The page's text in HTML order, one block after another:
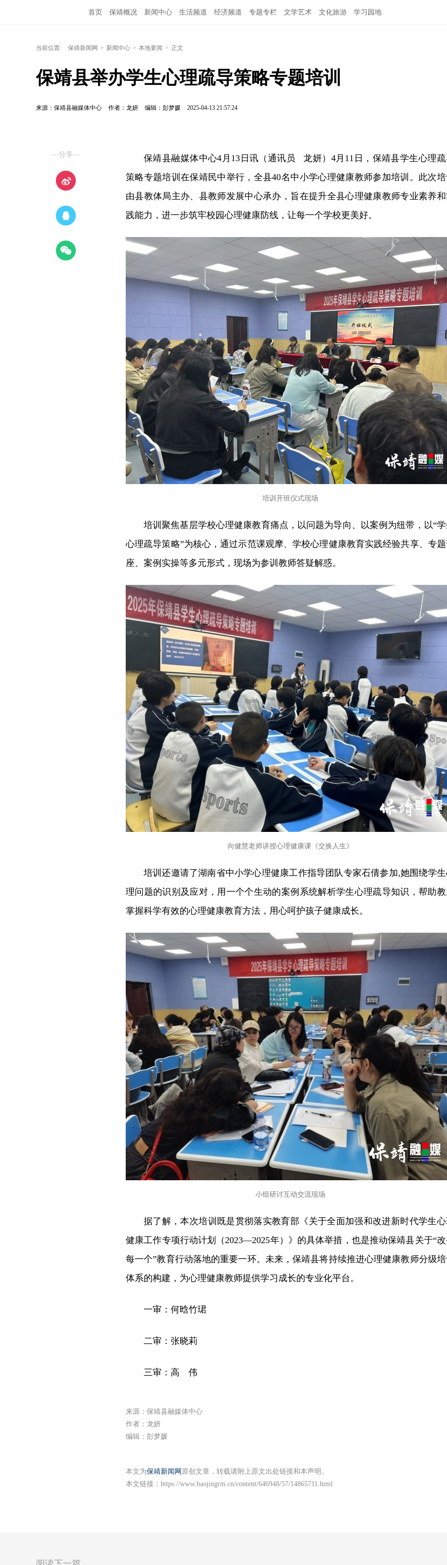
首页 保靖概况 新闻中心 生活频道 经济频道 专题专栏 文学艺术 文化旅游 学习园地
当前位置: 保靖新闻网 > 新闻中心 > 本地要闻 > 正文
保靖县举办学生心理疏导策略专题培训
来源：保靖县融媒体中心 作者：龙妍 编辑：彭梦媛 2025-04-13 21:57:24
—分享—
保靖县融媒体中心4月13日讯（通讯员 龙妍）4月11日，保靖县学生心理
策略专题培训在保靖民中举行，全县40名中小学心理健康教师参加培训。此次
由县教体局主办、县教师发展中心承办，旨在提升全县心理健康教师专业素养
践能力，进一步筑牢校园心理健康防线，让每一个学校更美好。
培训开班仪式现场
培训聚焦基层学校心理健康教育痛点，以问题为导向、以案例为纽带，以“
心理疏导策略”为核心，通过示范课观摩、学校心理健康教育实践经验共享、专
座、案例实操等多元形式，现场为参训教师答疑解惑。
向健慧老师讲授心理健康课《交换人生》
培训还邀请了湖南省中小学心理健康工作指导团队专家石倩参加,她围绕学
理问题的识别及应对，用一个个生动的案例系统解析学生心理疏导知识，帮助
掌握科学有效的心理健康教育方法，用心呵护孩子健康成长。
小组研讨互动交流现场
据了解，本次培训既是贯彻落实教育部《关于全面加强和改进新时代学生
健康工作专项行动计划（2023—2025年）》的具体举措，也是推动保靖县关于“
每一个”教育行动落地的重要一环。未来，保靖县将持续推进心理健康教师分级
体系的构建，为心理健康教师提供学习成长的专业化平台。
一审：何晗竹珺
二审：张晓莉
三审：高 伟
来源：保靖县融媒体中心
作者：龙妍
编辑：彭梦媛
本文为保靖新闻网 原创文章，转载请附上原文出处链接和本声明。
本文链接： https://www.baojingrm.cn/content/646948/57/14865711.html